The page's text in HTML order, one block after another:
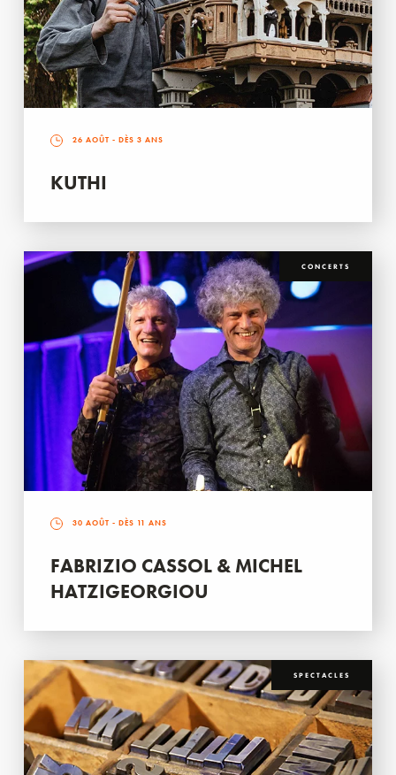
26 AOÛT - DÈS 3 ANS
KUTHI
CONCERTS
30 AOÛT - DÈS 11 ANS
FABRIZIO CASSOL & MICHEL
HATZIGEORGIOU
SPECTACLES